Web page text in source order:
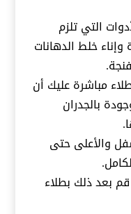
التي تلزم
خلط الدهانات
مباشرة عليك أن
بالجدران
والأعلى حتى
بعد ذلك بطلاء